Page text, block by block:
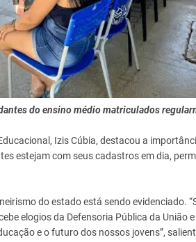
do ensino médio matriculados
Izis Cúbia, destacou a
estejam com seus cadastros em dia,
do estado está sendo evidenciado.
elogios da Defensoria Pública da União
e o futuro dos nossos jovens”,